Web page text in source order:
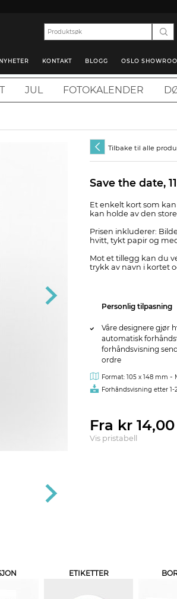
NYHETER KONTAKT BLOGG OSLO
JUL FOTOKALENDER
Tilbake til alle
Save the date,
Et enkelt kort som
kan holde av den
Prisen inkluderer:
hvitt, tykt papir og
Mot et tillegg kan du
trykk av navn i kortet
Personlig tilpasning
Våre designere gjør
automatisk
forhåndsvisning
ordre
Format: 105 x 148 mm -
Forhåndsvisning etter
Fra kr
Vis pristabell
ETIKETTER